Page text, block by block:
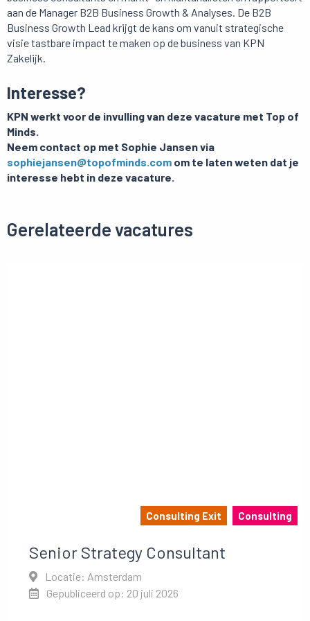
aan de Manager B2B Business Growth & Analyses. De B2B
Business Growth Lead krijgt de kans om vanuit strategische
visie tastbare impact te maken op de business van KPN
Zakelijk.
Interesse?
KPN werkt voor de invulling van deze vacature met Top of
Minds.
Neem contact op met Sophie Jansen via
sophiejansen@topofminds.com om te laten weten dat je
interesse hebt in deze vacature.
Gerelateerde vacatures
Consulting Exit Consulting
Senior Strategy Consultant
Locatie: Amsterdam
Gepubliceerd op: 20 juli 2026